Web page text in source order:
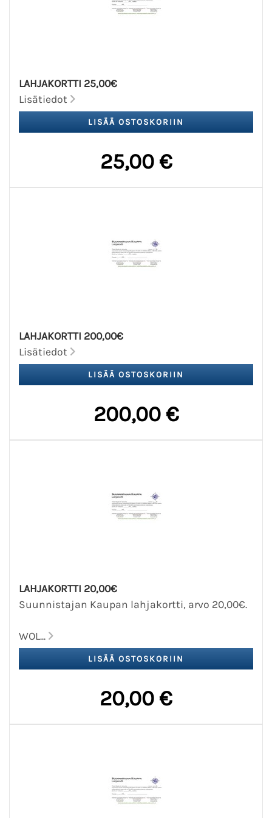
LAHJAKORTTI 25,00€
Lisätiedot
25,00 €
LAHJAKORTTI 200,00€
Lisätiedot
200,00 €
LAHJAKORTTI 20,00€
Suunnistajan Kaupan lahjakortti, arvo 20,00€.
WOL...
20,00 €